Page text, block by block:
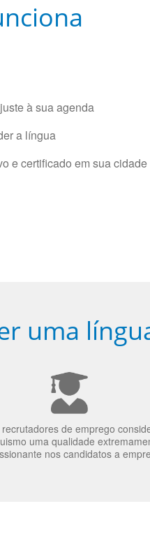
à sua agenda
a língua
e certificado em sua
uma
de emprego
uma qualidade
nos candidatos a